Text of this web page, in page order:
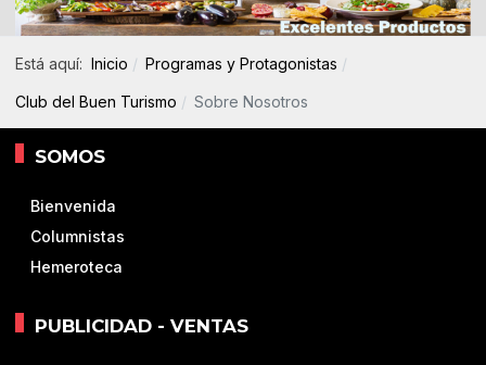
Está aquí: Inicio Programas y Protagonistas
Club del Buen Turismo Sobre Nosotros
SOMOS
Bienvenida
Columnistas
Hemeroteca
PUBLICIDAD - VENTAS